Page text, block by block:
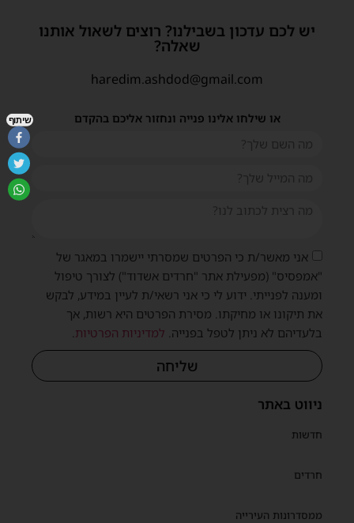
ניווט באתר
חדשות
חרדים
ממסדרונות העירייה
יש לכם עדכון בשבילנו? רוצים לשאול אותנו
שאלה?
haredim.ashdod@gmail.com
או שילחו אלינו פנייה ונחזור אליכם בהקדם
אני מאשר/ת כי הפרטים שמסרתי יישמרו במאגר של
"אמפסיס" (מפעילת אתר "חרדים אשדוד") לצורך טיפול
ומענה לפנייתי. ידוע לי כי אני רשאי/ת לעיין במידע, לבקש
את תיקונו או מחיקתו. מסירת הפרטים היא רשות, אך
בלעדיהם לא ניתן לטפל בפנייה. למדיניות הפרטיות.
שליחה
שיתוף